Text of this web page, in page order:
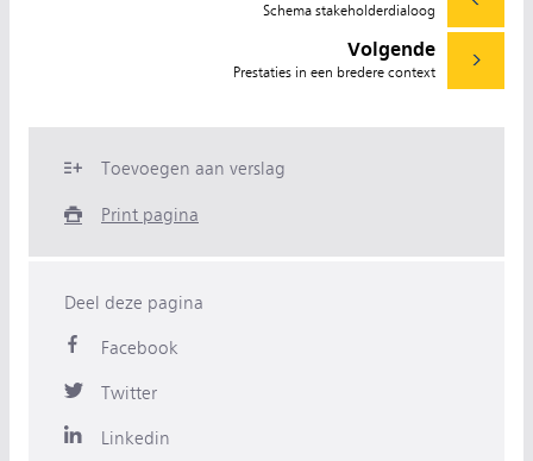
Schema stakeholderdialoog
Volgende
Prestaties in een bredere context
Toevoegen aan verslag
Print pagina
Deel deze pagina
Facebook
Twitter
Linkedin